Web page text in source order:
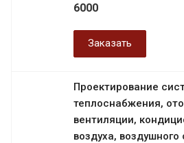
6000
Заказать
Проектирование
теплоснабжения,
вентиляции,
воздуха, воздушного